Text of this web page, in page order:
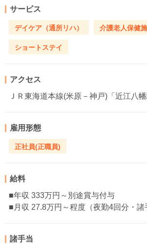
サービス
デイケア（通所リハ） 介護老人保健
ショートステイ
アクセス
ＪＲ東海道本線(米原－神戸)「近江八
雇用形態
正社員(正職員)
給料
■年収 333万円～別途賞与付与
■月収 27.8万円～程度（夜勤4回分・諸
諸手当